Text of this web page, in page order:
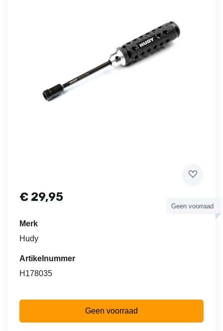
€ 29,95
Geen voorraad
Merk
Hudy
Artikelnummer
H178035
Geen voorraad